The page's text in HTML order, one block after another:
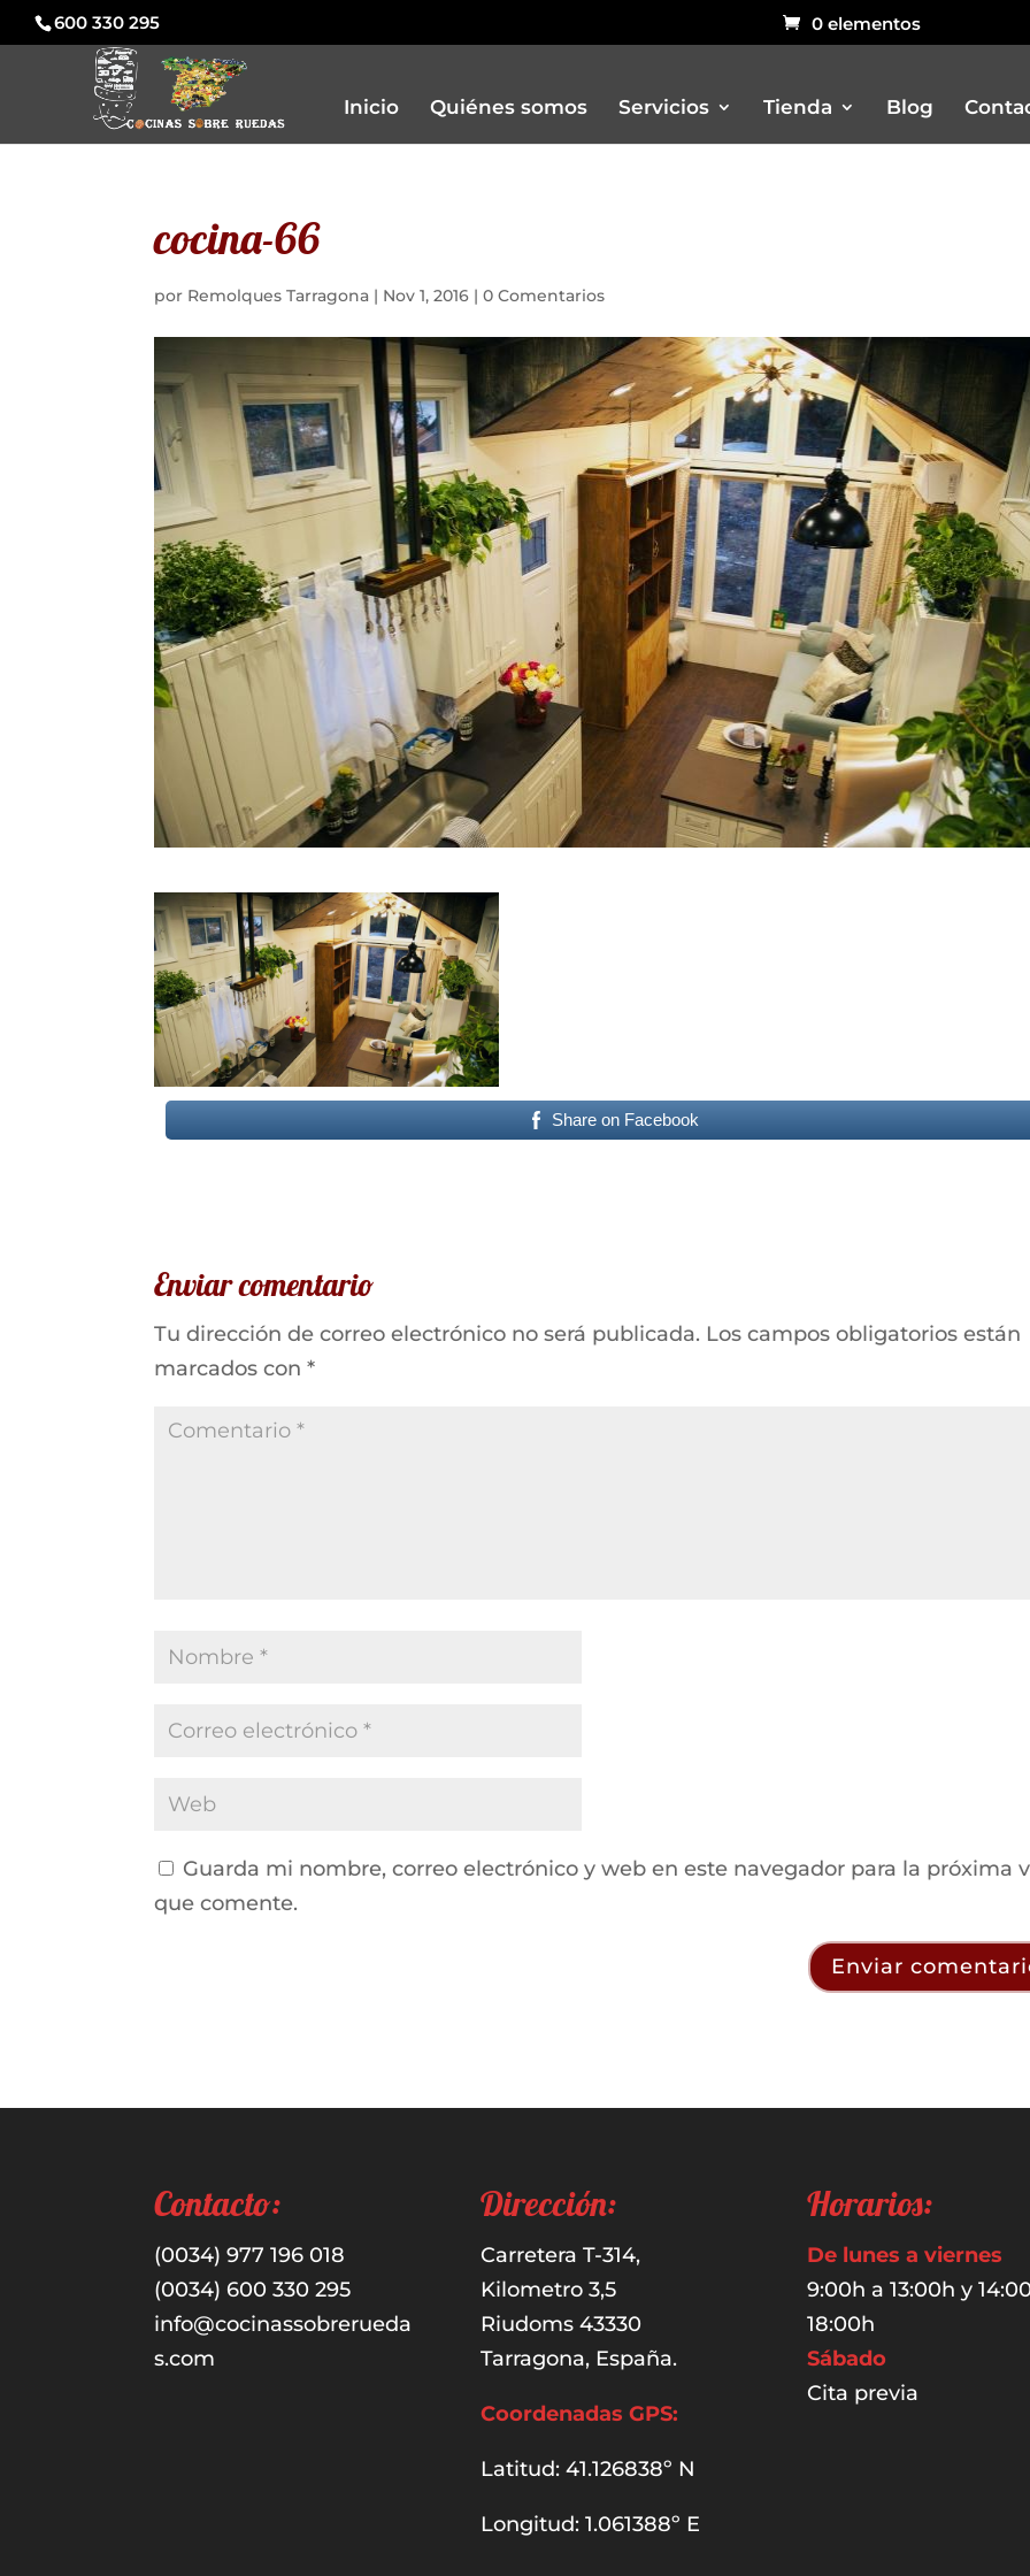
600 330 295 0 elementos
Inicio Quiénes somos Servicios Tienda
Otros remolques venta
Pizzerias
Rustidores, pizzerias, barbacoas,
Vitrinas
Blog
cocina-66
por Remolques Tarragona | Nov 1, 2016 |0 Comentarios
Share on Facebook
Enviar comentario
Tu dirección de correo electrónico no será publicada. Los campos obligatorios están
marcados con*
Guarda mi nombre, correo electrónico y web en este navegador para la próxima
que comente.
Contacto:
(0034) 977 196 018
(0034) 600 330 295
info@cocinassobrerueda
s.com
Dirección:
Carretera T-314,
Kilometro 3,5
Riudoms 43330
Tarragona, España.
Coordenadas GPS:
Latitud: 41.126838º N
Longitud: 1.061388º E
Horarios:
De lunes a viernes
9:00h a 13:00h y
18:00h
Sábado
Cita previa